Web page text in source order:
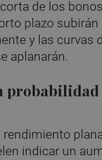
de los
plazo subirán
y las curvas
aplanarán.
probabilidad
rendimiento
indicar un